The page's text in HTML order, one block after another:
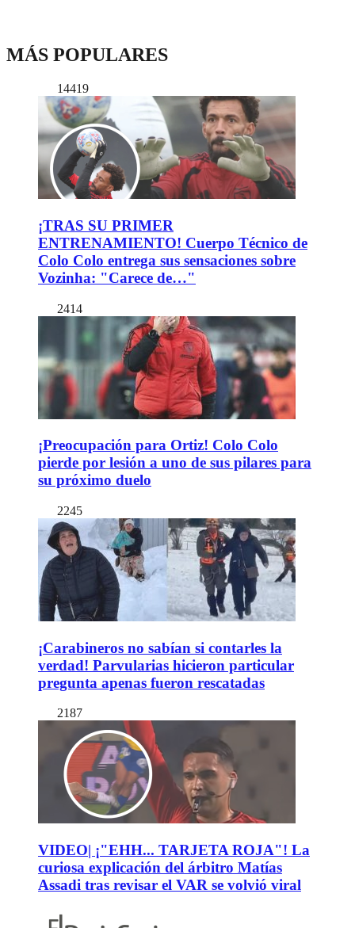
MÁS POPULARES
14419
¡TRAS SU PRIMER
ENTRENAMIENTO! Cuerpo Técnico de
Colo Colo entrega sus sensaciones sobre
Vozinha: "Carece de…"
2414
¡Preocupación para Ortiz! Colo Colo
pierde por lesión a uno de sus pilares para
su próximo duelo
2245
¡Carabineros no sabían si contarles la
verdad! Parvularias hicieron particular
pregunta apenas fueron rescatadas
2187
VIDEO| ¡"EHH... TARJETA ROJA"! La
curiosa explicación del árbitro Matías
Assadi tras revisar el VAR se volvió viral